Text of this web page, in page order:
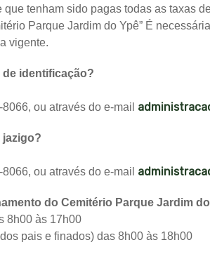
tenham sido pagas todas as taxas
Parque Jardim do Ypê” É
vigente.
de identificação?
ou através do e-mail
jazigo?
ou através do e-mail
do Cemitério Parque Jardim
8h00 às 17h00
pais e finados) das 8h00 às 18h00